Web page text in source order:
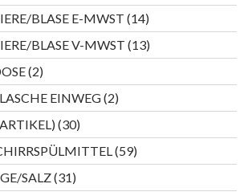
BLASE E-MWST 1414
Produkte
BLASE V-MWST 1313
Produkte
22
Produkte
EINWEG 22
Produkte
3030
Produkte
5959
Produkte
SALZ 3131